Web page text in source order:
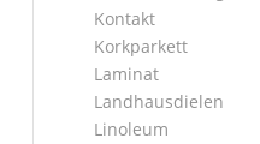
Kontakt
Korkparkett
Laminat
Landhausdielen
Linoleum